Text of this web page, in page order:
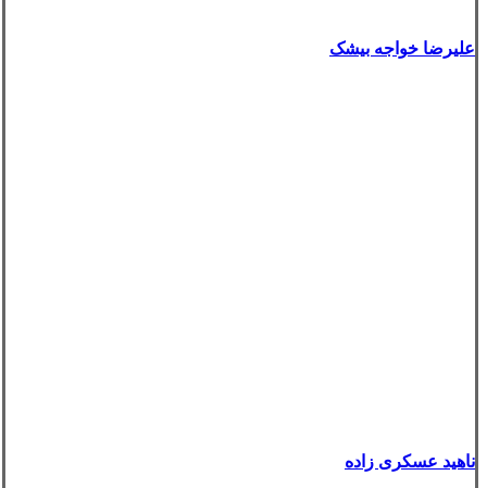
علیرضا خواجه بیشک
ناهید عسکری زاده